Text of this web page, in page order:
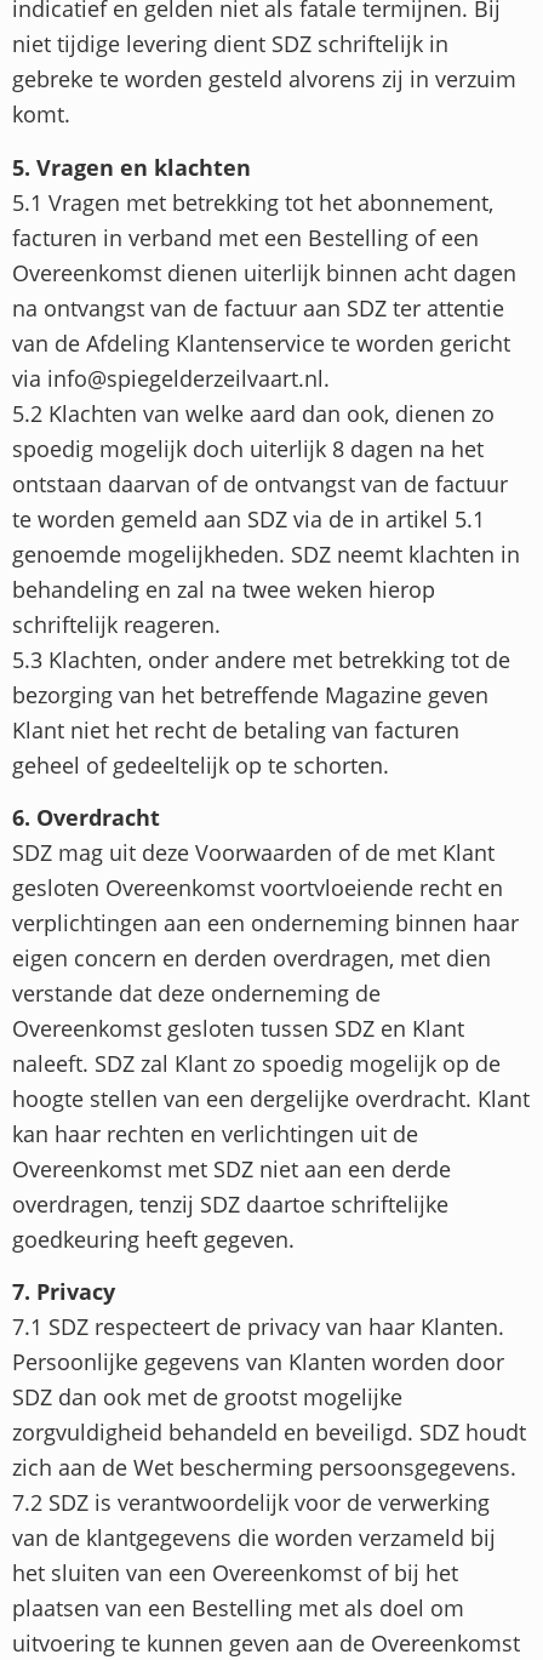
indicatief en gelden niet als fatale termijnen. Bij
niet tijdige levering dient SDZ schriftelijk in
gebreke te worden gesteld alvorens zij in verzuim
komt.
5. Vragen en klachten
5.1 Vragen met betrekking tot het abonnement,
facturen in verband met een Bestelling of een
Overeenkomst dienen uiterlijk binnen acht dagen
na ontvangst van de factuur aan SDZ ter attentie
van de Afdeling Klantenservice te worden gericht
via info@spiegelderzeilvaart.nl.
5.2 Klachten van welke aard dan ook, dienen zo
spoedig mogelijk doch uiterlijk 8 dagen na het
ontstaan daarvan of de ontvangst van de factuur
te worden gemeld aan SDZ via de in artikel 5.1
genoemde mogelijkheden. SDZ neemt klachten in
behandeling en zal na twee weken hierop
schriftelijk reageren.
5.3 Klachten, onder andere met betrekking tot de
bezorging van het betreffende Magazine geven
Klant niet het recht de betaling van facturen
geheel of gedeeltelijk op te schorten.
6. Overdracht
SDZ mag uit deze Voorwaarden of de met Klant
gesloten Overeenkomst voortvloeiende recht en
verplichtingen aan een onderneming binnen haar
eigen concern en derden overdragen, met dien
verstande dat deze onderneming de
Overeenkomst gesloten tussen SDZ en Klant
naleeft. SDZ zal Klant zo spoedig mogelijk op de
hoogte stellen van een dergelijke overdracht. Klant
kan haar rechten en verlichtingen uit de
Overeenkomst met SDZ niet aan een derde
overdragen, tenzij SDZ daartoe schriftelijke
goedkeuring heeft gegeven.
7. Privacy
7.1 SDZ respecteert de privacy van haar Klanten.
Persoonlijke gegevens van Klanten worden door
SDZ dan ook met de grootst mogelijke
zorgvuldigheid behandeld en beveiligd. SDZ houdt
zich aan de Wet bescherming persoonsgegevens.
7.2 SDZ is verantwoordelijk voor de verwerking
van de klantgegevens die worden verzameld bij
het sluiten van een Overeenkomst of bij het
plaatsen van een Bestelling met als doel om
uitvoering te kunnen geven aan de Overeenkomst